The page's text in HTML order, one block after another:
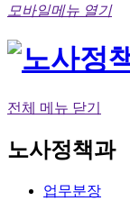
모바일메뉴 열기
전체 메뉴 닫기
노사정책과
업무분장